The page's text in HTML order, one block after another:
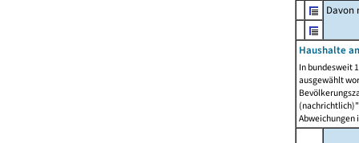
Davon
Haushalte
In bundesweit
ausgewählt
Abweichungen